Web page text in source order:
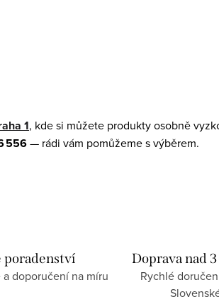
1, kde si můžete produkty osobně
556— rádi vám pomůžeme s výběrem.
poradenství
doporučení na míru
Doprava nad
Rychlé